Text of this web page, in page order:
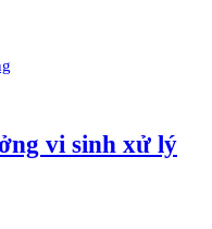
vi sinh xử lý